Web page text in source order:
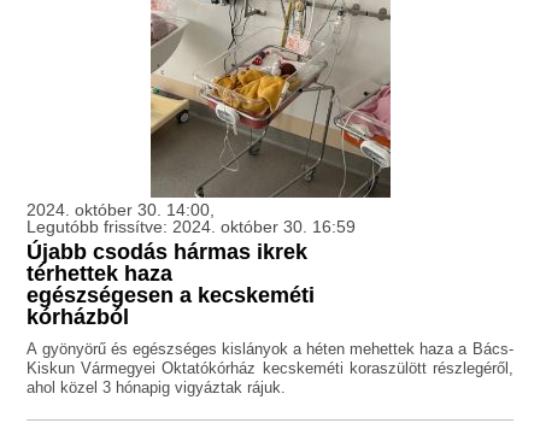
2024. október 30. 14:00,
Legutóbb frissítve: 2024. október 30. 16:59
Újabb csodás hármas ikrek
térhettek haza
egészségesen a kecskeméti
kórházból
A gyönyörű és egészséges kislányok a héten mehettek haza a Bács-
Kiskun Vármegyei Oktatókórház kecskeméti koraszülött részlegéről,
ahol közel 3 hónapig vigyáztak rájuk.